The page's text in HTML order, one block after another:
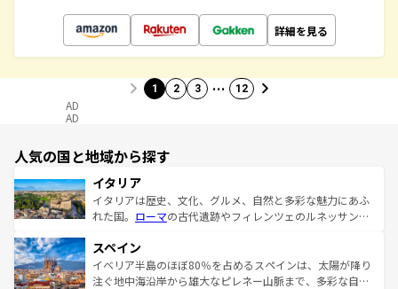
詳細を見る
1 2 3 … 12
AD
AD
人気の国と地域から探す
イタリア
イタリアは歴史、文化、グルメ、自然と多彩な魅力にあふ
れた国。 ローマの古代遺跡やフィレンツェのルネッサンス
ろん、トスカーナの美しい田園風景やアマルフィ海岸の絶
景など、自然景観も見逃せない。観光の合間には、本場の
ピザやパスタなど、絶品のイタリア料理を堪能することも
スペイン
イベリア半島のほぼ80％を占めるスペインは、太陽が降り
注ぐ地中海沿岸から雄大なピレネー山脈まで、多彩な自然